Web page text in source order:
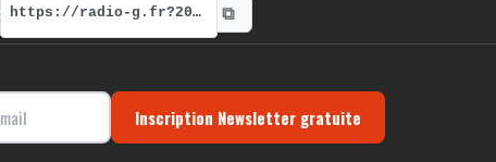
https://radio-g.fr?20198 ⧉
Inscription Newsletter gratuite